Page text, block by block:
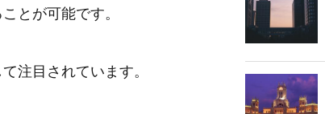
とが可能です。
注目されています。